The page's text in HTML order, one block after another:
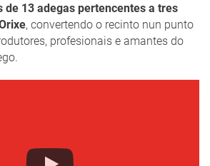
de 13 adegas pertencentes a tres
, convertendo o recinto nun punto
profesionais e amantes do